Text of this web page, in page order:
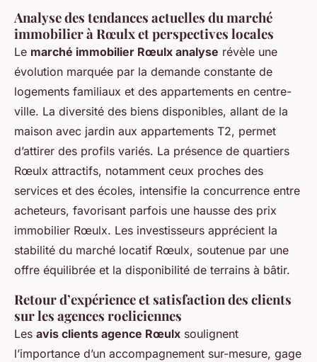
Analyse des tendances actuelles du marché
immobilier à Rœulx et perspectives locales
Le marché immobilier Rœulx analyse révèle une
évolution marquée par la demande constante de
logements familiaux et des appartements en centre-
ville. La diversité des biens disponibles, allant de la
maison avec jardin aux appartements T2, permet
d’attirer des profils variés. La présence de quartiers
Rœulx attractifs, notamment ceux proches des
services et des écoles, intensifie la concurrence entre
acheteurs, favorisant parfois une hausse des prix
immobilier Rœulx. Les investisseurs apprécient la
stabilité du marché locatif Rœulx, soutenue par une
offre équilibrée et la disponibilité de terrains à bâtir.
Retour d’expérience et satisfaction des clients
sur les agences roeliciennes
Les avis clients agence Rœulx soulignent
l’importance d’un accompagnement sur-mesure, gage